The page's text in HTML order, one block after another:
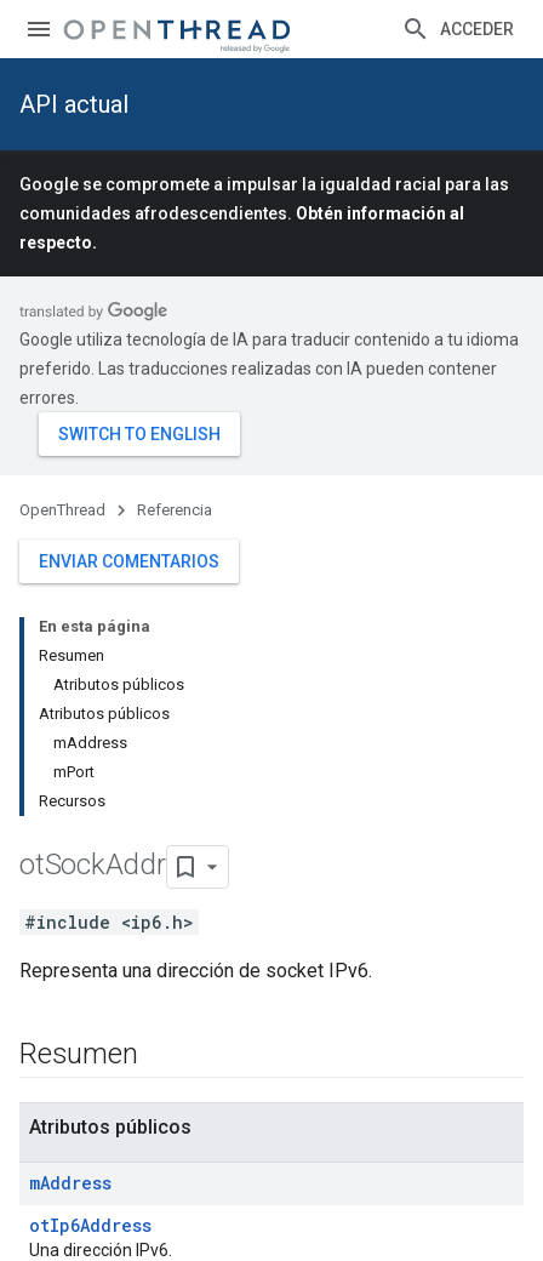
ACCEDER
API actual
Google se compromete a impulsar la igualdad racial para las
comunidades afrodescendientes. Obtén información al
respecto.
Google utiliza tecnología de IA para traducir contenido a tu idioma
preferido. Las traducciones realizadas con IA pueden contener
errores.
OpenThread Referencia
ENVIAR COMENTARIOS
En esta página
Resumen
Atributos públicos
Atributos públicos
mAddress
mPort
Recursos
otSockAddr
#include <ip6.h>
Representa una dirección de socket IPv6.
Resumen
Atributos públicos
mAddress
otIp6Address
Una dirección IPv6.